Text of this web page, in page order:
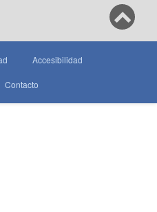
Accesibilidad
Contacto